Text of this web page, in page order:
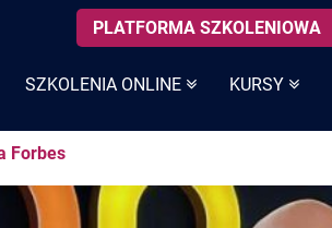
SZKOLENIA ONLINE KURSY
PLATFORMA SZKOLENIOWA
Forbes